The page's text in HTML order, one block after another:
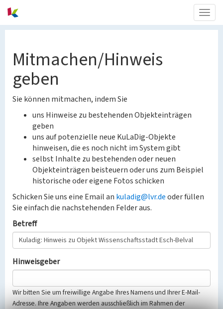
Mitmachen/Hinweis
geben
Sie können mitmachen, indem Sie
uns Hinweise zu bestehenden Objekteinträgen
geben
uns auf potenzielle neue KuLaDig-Objekte
hinweisen, die es noch nicht im System gibt
selbst Inhalte zu bestehenden oder neuen
Objekteinträgen beisteuern oder uns zum Beispiel
historische oder eigene Fotos schicken
Schicken Sie uns eine Email an kuladig@lvr.deoder füllen
Sie einfach die nachstehenden Felder aus.
Betreff
Hinweisgeber
Wir bitten Sie um freiwillige Angabe Ihres Namens und Ihrer E-Mail-
Adresse. Ihre Angaben werden ausschließlich im Rahmen der